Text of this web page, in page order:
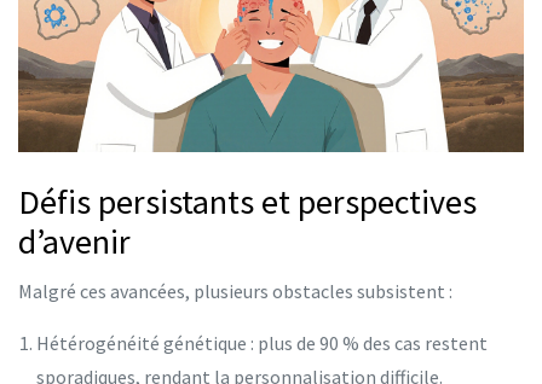
Défis persistants et perspectives
d’avenir
Malgré ces avancées, plusieurs obstacles subsistent :
Hétérogénéité génétique : plus de 90 % des cas restent
sporadiques, rendant la personnalisation difficile.